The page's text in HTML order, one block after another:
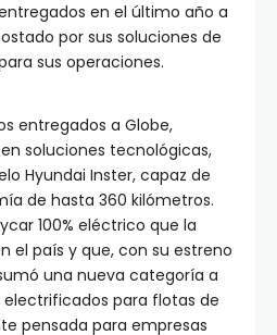
en el último año a
por sus soluciones de
sus operaciones.
entregados a Globe,
soluciones tecnológicas,
Hyundai Inster, capaz de
de hasta 360 kilómetros.
100% eléctrico que la
el país y que, con su estreno
una nueva categoría a
para flotas de
pensada para empresas